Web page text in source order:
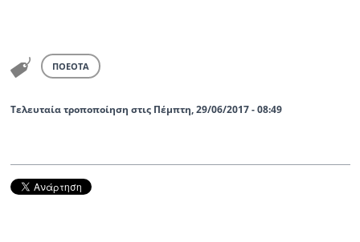
ΠΟΕΟΤΑ
Τελευταία τροποποίηση στις Πέμπτη, 29/06/2017 - 08:49